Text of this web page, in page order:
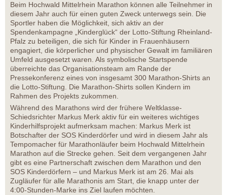
Beim Hochwald Mittelrhein Marathon können alle Teilnehmer in
diesem Jahr auch für einen guten Zweck unterwegs sein. Die
Sportler haben die Möglichkeit, sich aktiv an der
Spendenkampagne „Kinderglück“ der Lotto-Stiftung Rheinland-
Pfalz zu beteiligen, die sich für Kinder in Frauenhäusern
engagiert, die körperlicher und physischer Gewalt im familiären
Umfeld ausgesetzt waren. Als symbolische Startspende
überreichte das Organisationsteam am Rande der
Pressekonferenz eines von insgesamt 300 Marathon-Shirts an
die Lotto-Stiftung. Die Marathon-Shirts sollen Kindern im
Rahmen des Projekts zukommen.
Während des Marathons wird der frühere Weltklasse-
Schiedsrichter Markus Merk aktiv für ein weiteres wichtiges
Kinderhilfsprojekt aufmerksam machen: Markus Merk ist
Botschafter der SOS Kinderdörfer und wird in diesem Jahr als
Tempomacher für Marathonläufer beim Hochwald Mittelrhein
Marathon auf die Strecke gehen. Seit dem vergangenen Jahr
gibt es eine Partnerschaft zwischen dem Marathon und den
SOS Kinderdörfern – und Markus Merk ist am 26. Mai als
Zugläufer für alle Marathonis am Start, die knapp unter der
4:00-Stunden-Marke ins Ziel laufen möchten.